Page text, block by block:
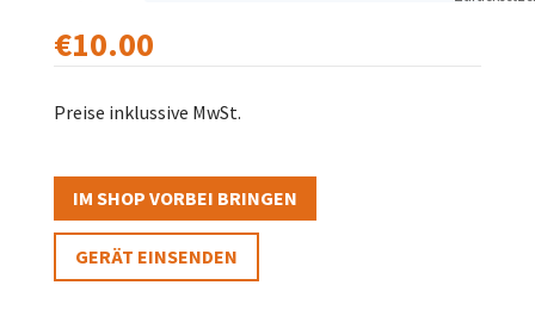
€10.00
Preise inklussive MwSt.
IM SHOP VORBEI BRINGEN
GERÄT EINSENDEN